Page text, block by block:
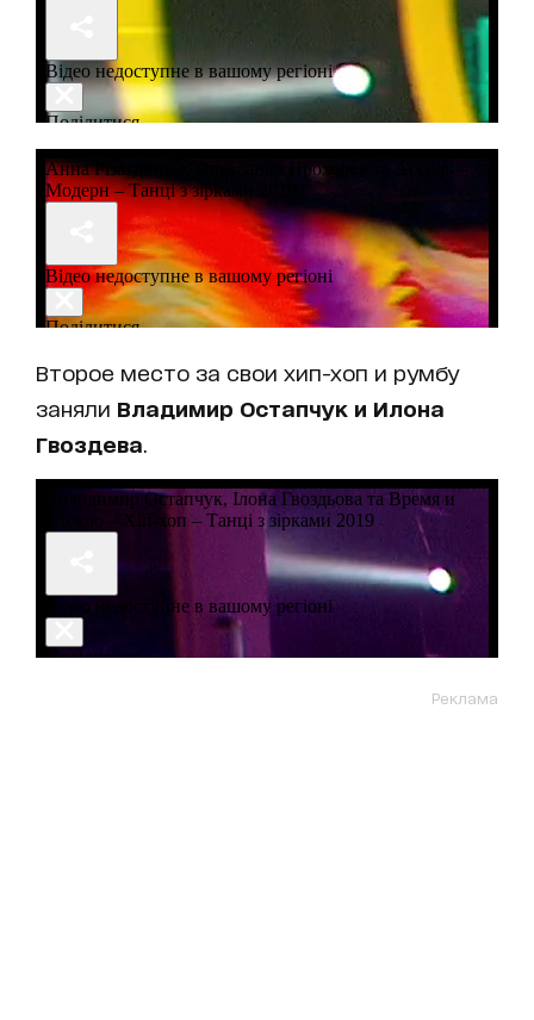
Второе место за свои хип-хоп и румбу
заняли Владимир Остапчук и Илона
Гвоздева
Реклама